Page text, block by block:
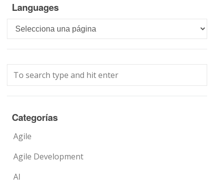
Languages
Languages
Categorías
Agile
Agile Development
AI